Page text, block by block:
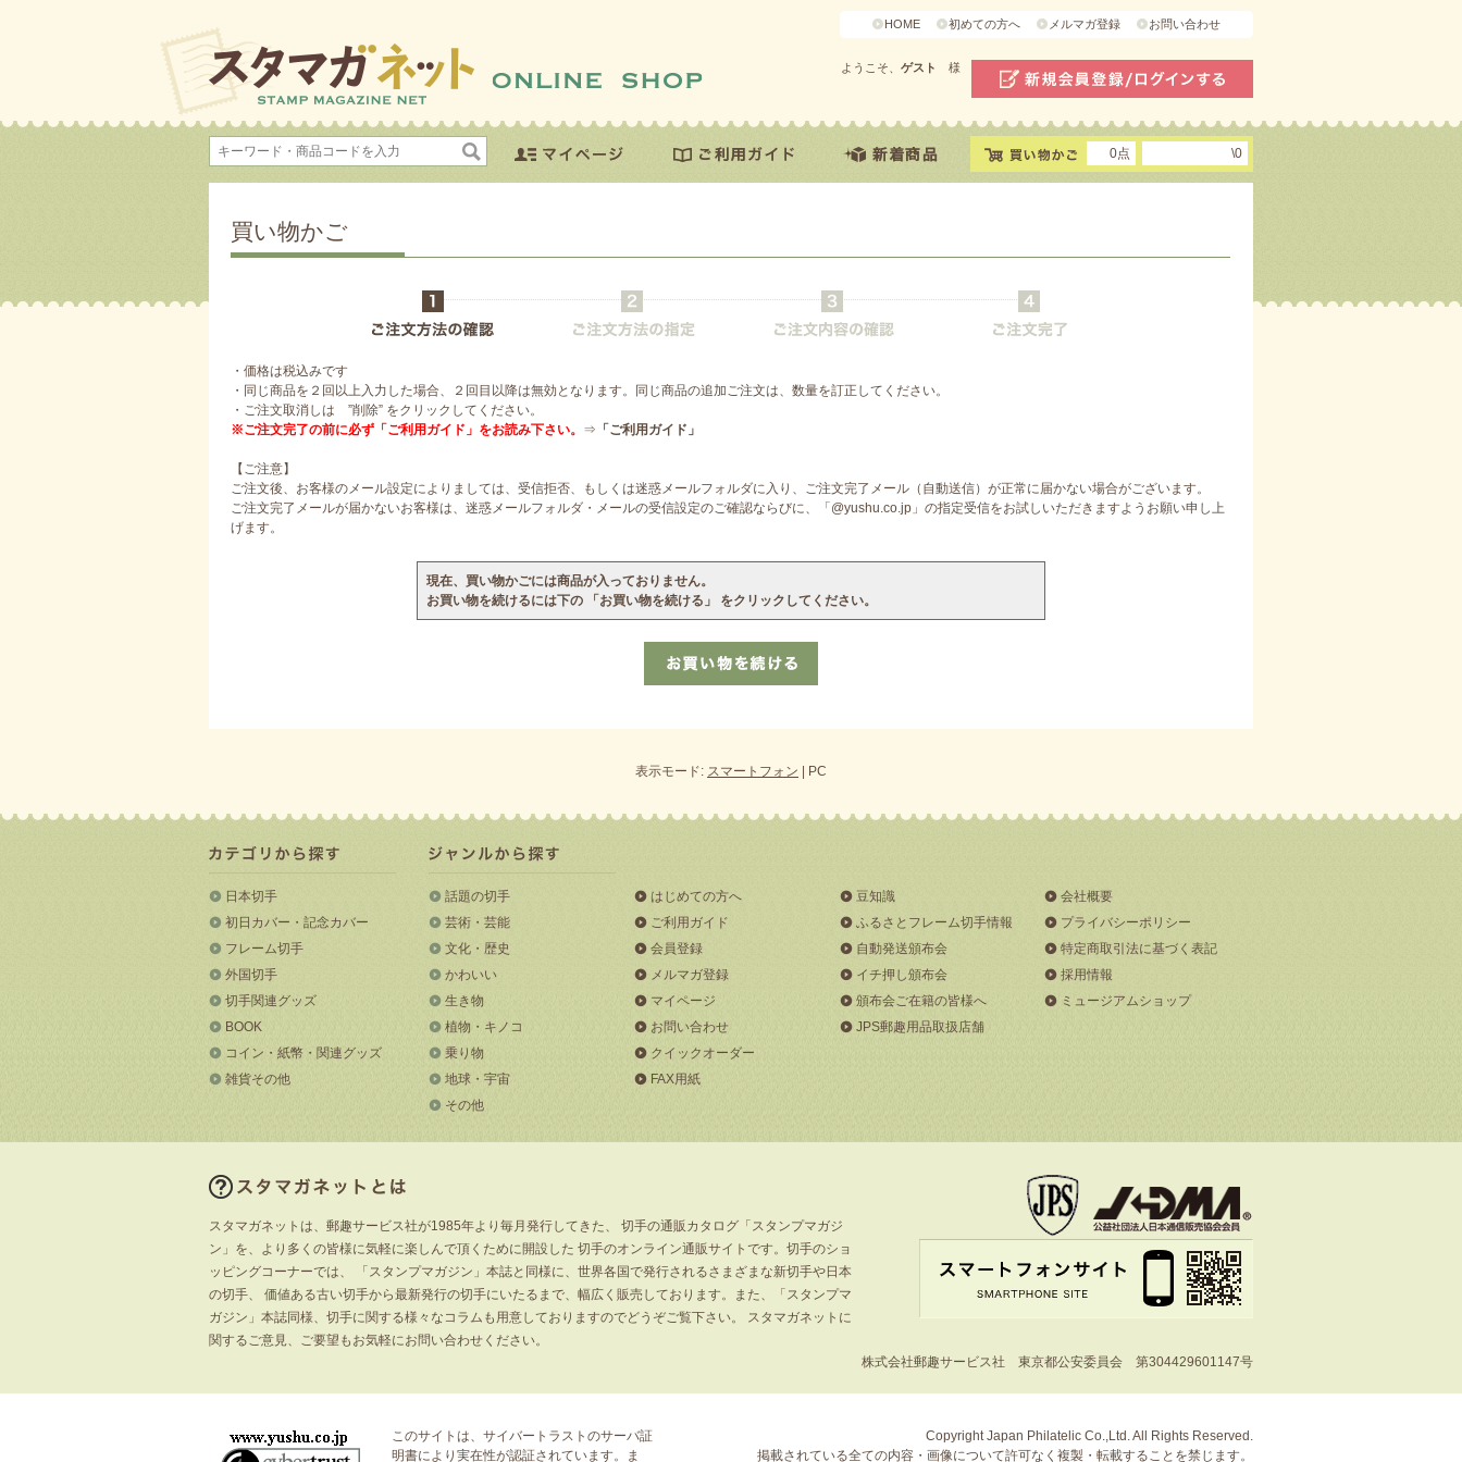
HOME 初めての方へ メルマガ登録 お問い合わせ
ようこそ、 ゲスト 様
0点 \0
買い物かご
・価格は税込みです
・同じ商品を２回以上入力した場合、２回目以降は無効となります。同じ商品の追加ご注文は、数量を訂正してください。
・ご注文取消しは ”削除” をクリックしてください。
※ご注文完了の前に必ず「ご利用ガイド」をお読み下さい。 ⇒ 「ご利用ガイド」
【ご注意】
ご注文後、お客様のメール設定によりましては、受信拒否、もしくは迷惑メールフォルダに入り、ご注文完了メール（自動送信）が正常に届かない場合がございます。
ご注文完了メールが届かないお客様は、迷惑メールフォルダ・メールの受信設定のご確認ならびに、「@yushu.co.jp」の指定受信をお試しいただきますようお願い申し上
げます。
現在、買い物かごには商品が入っておりません。
お買い物を続けるには下の 「お買い物を続ける」 をクリックしてください。
表示モード: スマートフォン | PC
日本切手
初日カバー・記念カバー
フレーム切手
外国切手
切手関連グッズ
BOOK
コイン・紙幣・関連グッズ
雑貨その他
話題の切手
芸術・芸能
文化・歴史
かわいい
生き物
植物・キノコ
乗り物
地球・宇宙
その他
はじめての方へ
ご利用ガイド
会員登録
メルマガ登録
マイページ
お問い合わせ
クイックオーダー
FAX用紙
豆知識
ふるさとフレーム切手情報
自動発送頒布会
イチ押し頒布会
頒布会ご在籍の皆様へ
JPS郵趣用品取扱店舗
会社概要
プライバシーポリシー
特定商取引法に基づく表記
採用情報
ミュージアムショップ
スタマガネットは、郵趣サービス社が1985年より毎月発行してきた、 切手の通販カタログ「スタンプマガジ
ン」を、より多くの皆様に気軽に楽しんで頂くために開設した 切手のオンライン通販サイトです。切手のショ
ッピングコーナーでは、 「スタンプマガジン」本誌と同様に、世界各国で発行されるさまざまな新切手や日本
の切手、 価値ある古い切手から最新発行の切手にいたるまで、幅広く販売しております。また、「スタンプマ
ガジン」本誌同様、切手に関する様々なコラムも用意しておりますのでどうぞご覧下さい。 スタマガネットに
関するご意見、ご要望もお気軽にお問い合わせください。
株式会社郵趣サービス社 東京都公安委員会 第304429601147号
このサイトは、サイバートラストのサーバ証
明書により実在性が認証されています。ま
Copyright Japan Philatelic Co.,Ltd. All Rights Reserved.
掲載されている全ての内容・画像について許可なく複製・転載することを禁じます。